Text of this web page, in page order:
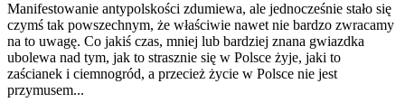
Manifestowanie antypolskości zdumiewa, ale jednocześnie stało się
czymś tak powszechnym, że właściwie nawet nie bardzo zwracamy
na to uwagę. Co jakiś czas, mniej lub bardziej znana gwiazdka
ubolewa nad tym, jak to strasznie się w Polsce żyje, jaki to
zaścianek i ciemnogród, a przecież życie w Polsce nie jest
przymusem...